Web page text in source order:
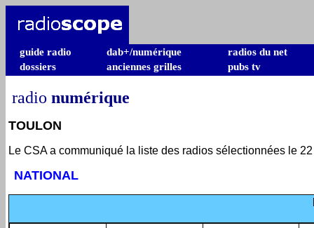
guide radio dab+/numérique
radios du net
dossiers
anciennes grilles pubs tv
radio numérique
TOULON
Le CSA a communiqué la liste des radios sélectionnées le
NATIONAL